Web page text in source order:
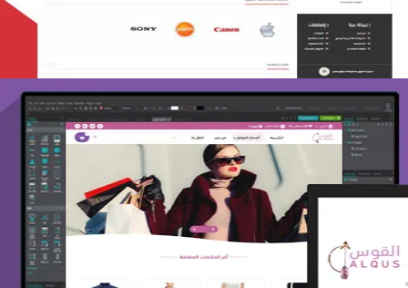
تصميم متجر القوس
التفاصيل